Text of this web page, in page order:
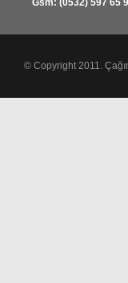
Gsm: (0532) 597 65
© Copyright 2011.